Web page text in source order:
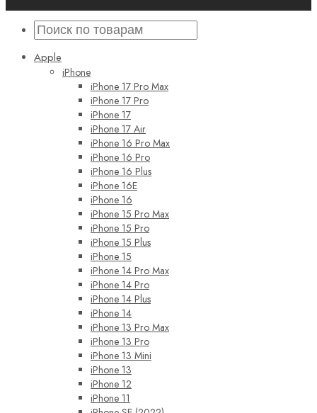
Apple
iPhone
iPhone 17 Pro Max
iPhone 17 Pro
iPhone 17
iPhone 17 Air
iPhone 16 Pro Max
iPhone 16 Pro
iPhone 16 Plus
iPhone 16E
iPhone 16
iPhone 15 Pro Max
iPhone 15 Pro
iPhone 15 Plus
iPhone 15
iPhone 14 Pro Max
iPhone 14 Pro
iPhone 14 Plus
iPhone 14
iPhone 13 Pro Max
iPhone 13 Pro
iPhone 13 Mini
iPhone 13
iPhone 12
iPhone 11